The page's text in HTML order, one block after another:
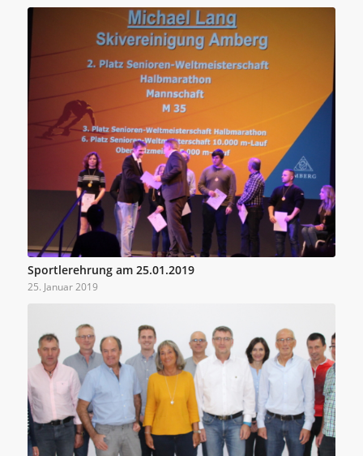
Sportlerehrung am 25.01.2019
25. Januar 2019